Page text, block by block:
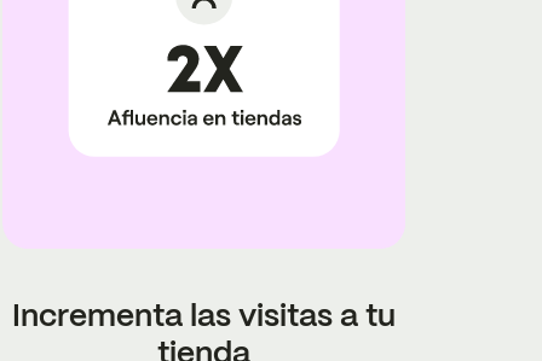
Incrementa las visitas a tu
tienda